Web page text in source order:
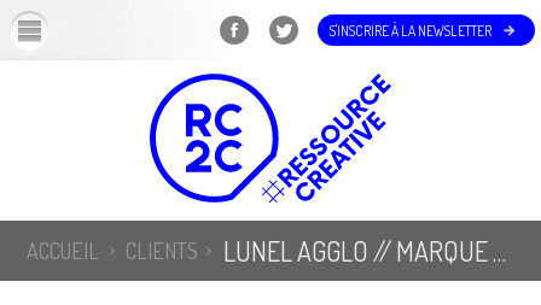
S'INSCRIRE À LA NEWSLETTER
ACCUEIL CLIENTS LUNEL AGGLO // MARQUE DE MOBILITÉ